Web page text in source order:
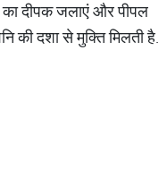
दीपक जलाएं और पीपल
की दशा से मुक्ति मिलती है.